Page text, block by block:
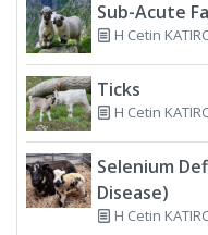
Sub-Acute
H Cetin
Ticks
H Cetin
Selenium
Disease)
H Cetin